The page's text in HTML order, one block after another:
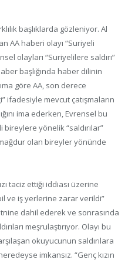
başlıklarda gözleniyor. Al
AA haberi olayı “Suriyeli
olayları “Suriyelilere saldırı”
başlığında haber dilinin
göre AA, son derece
ifadesiyle mevcut çatışmaların
ima ederken, Evrensel bu
yönelik “saldırılar”
olan bireyler yönünde
taciz ettiği iddiası üzerine
ve iş yerlerine zarar verildi”
dahil ederek ve sonrasında
meşrulaştırıyor. Olayı bu
okuyucunun saldırılara
imkansız. “Genç kızın